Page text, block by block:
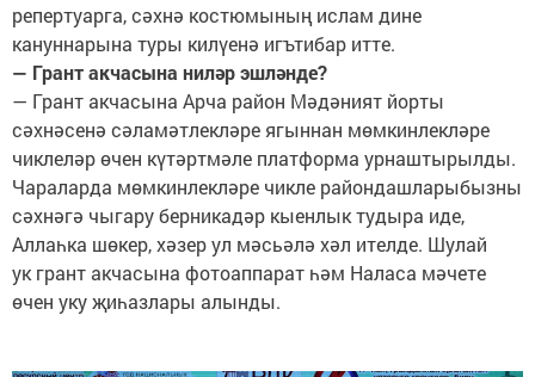
репертуарга, сәхнә костюмының ислам дине
кануннарына туры килүенә игътибар итте.
— Грант акчасына ниләр эшләнде?
— Грант акчасына Арча район Мәдәният йорты
сәхнәсенә сәламәтлекләре ягыннан мөмкинлекләре
чиклеләр өчен күтәртмәле платформа урнаштырылды.
Чараларда мөмкинлекләре чикле райондашларыбызны
сәхнәгә чыгару берникадәр кыенлык тудыра иде,
Аллаһка шөкер, хәзер ул мәсьәлә хәл ителде. Шулай
ук грант акчасына фотоаппарат һәм Наласа мәчете
өчен уку җиһазлары алынды.